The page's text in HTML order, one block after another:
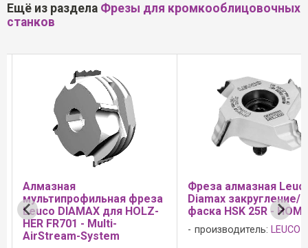
Ещё из раздела Фрезы для кромкооблицовочных
станков
Aлмазная
мультипрофильная фреза
Leuco DIAMAX для HOLZ-
HER FR701 - Multi-
AirStream-System
Фреза алмазная
Diamax закругление/
фаска HSK 25R -
производитель: LEUCO